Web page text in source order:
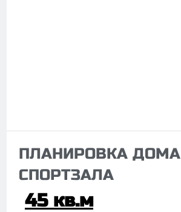
ПЛАНИРОВКА
СПОРТЗАЛА
45 кв.м